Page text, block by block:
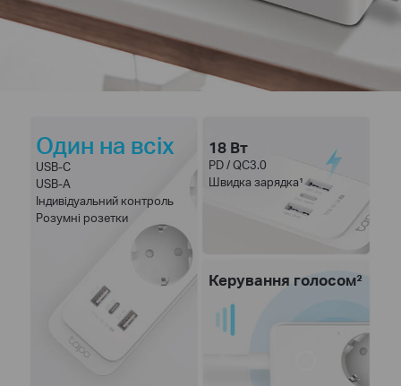
Один на всіх
USB-C
USB-A
Індивідуальний контроль
Розумні розетки
18 Вт
PD / QC3.0
Швидка зарядка¹
Керування голосом²